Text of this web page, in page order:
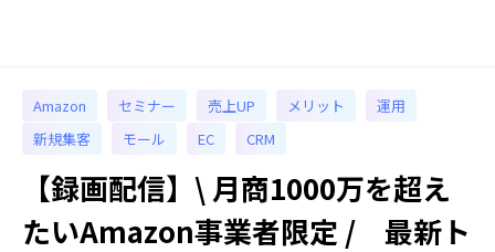
Amazon セミナー 売上UP メリット
運用
新規集客
モール EC CRM
【録画配信】\ 月商1000万を超え
たいAmazon事業者限定 / 最新ト